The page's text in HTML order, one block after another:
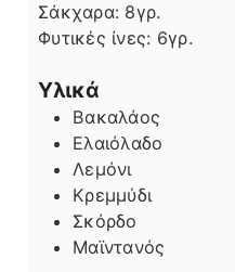
Σάκχαρα: 8γρ.
Φυτικές ίνες: 6γρ.
Υλικά
Βακαλάος
Ελαιόλαδο
Λεμόνι
Κρεμμύδι
Σκόρδο
Μαϊντανός